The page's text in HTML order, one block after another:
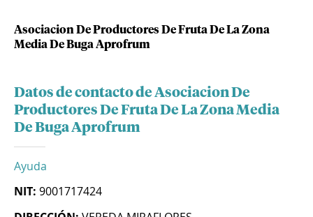
Asociacion De Productores De Fruta De La Zona
Media De Buga Aprofrum
Datos de contacto de Asociacion De
Productores De Fruta De La Zona Media
De Buga Aprofrum
Ayuda
NIT: 9001717424